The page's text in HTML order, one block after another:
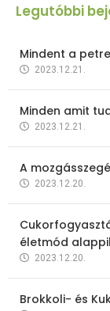
Legutóbbi
Mindent a
2023.12.21.
Minden amit
2023.12.21.
A
2023.12.20.
életmód
2023.12.20.
Brokkoli- és